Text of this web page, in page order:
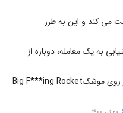
می کند و این به طرز
به یک معامله، دوباره از
ایلان ماسک می گوید SpaceX اکنون کار روی موشکBig F***ing Rocket